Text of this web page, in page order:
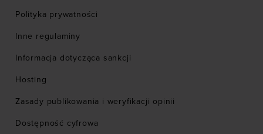
Polityka prywatności
Inne regulaminy
Informacja dotycząca sankcji
Hosting
Zasady publikowania i weryfikacji opinii
Dostępność cyfrowa